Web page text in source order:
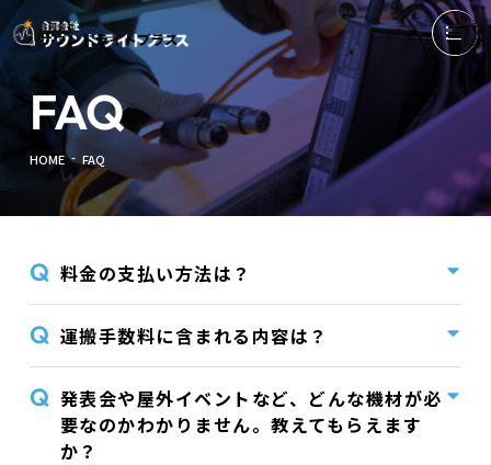
FAQ
HOME - FAQ
料金の支払い方法は？
運搬手数料に含まれる内容は？
発表会や屋外イベントなど、どんな機材が必
要なのかわかりません。教えてもらえます
か？